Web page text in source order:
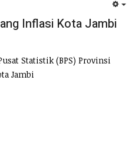
Inflasi Kota Jambi
Statistik (BPS) Provinsi
Jambi